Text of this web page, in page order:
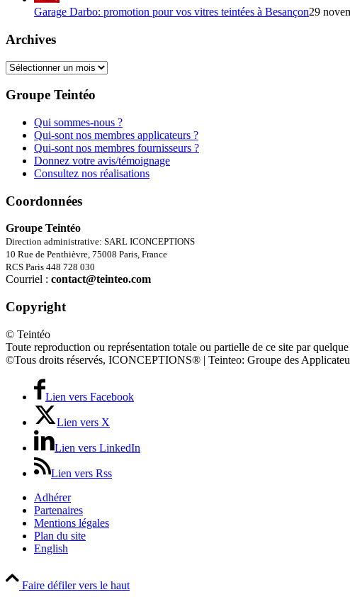
Garage Darbo: promotion pour vos vitres teintées à Besançon29
Archives
Archives
Groupe Teintéo
Qui sommes-nous ?
Qui-sont nos membres applicateurs ?
Qui-sont nos membres fournisseurs ?
Donnez votre avis/témoignage
Consultez nos réalisations
Coordonnées
Groupe Teintéo
Direction administrative: SARL ICONCEPTIONS
10 Rue de Penthièvre, 75008 Paris, France
RCS Paris 448 728 030
Courriel : contact@teinteo.com
Copyright
© Teintéo
Toute reproduction ou représentation totale ou partielle de ce site par
©Tous droits réservés, ICONCEPTIONS® | Teinteo: Groupe des
Lien vers Facebook
Lien vers X
Lien vers LinkedIn
Lien vers Rss
Adhérer
Partenaires
Mentions légales
Plan du site
English
Faire défiler vers le haut